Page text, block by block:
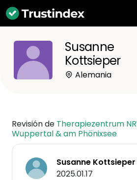
Susanne
Kottsieper
Alemania
Revisión de Therapiezentrum
Wuppertal & am Phönixsee
Susanne Kottsieper
2025.01.17